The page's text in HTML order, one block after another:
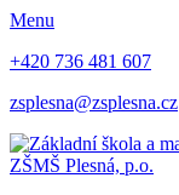
Menu
+420 736 481 607
zsplesna@zsplesna.cz
ZŠMŠ Plesná, p.o.